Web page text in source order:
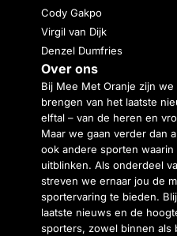
Cody Gakpo
Virgil van Dijk
Denzel Dumfries
Over ons
Bij Mee Met Oranje zijn
brengen van het laatste
elftal – van de heren en
Maar we gaan verder dan
ook andere sporten
uitblinken. Als onderdeel
streven we ernaar jou de
sportervaring te bieden.
laatste nieuws en de
sporters, zowel binnen als